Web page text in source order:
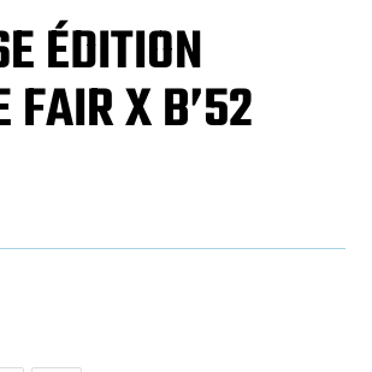
ÉDITION
FAIR X B’52